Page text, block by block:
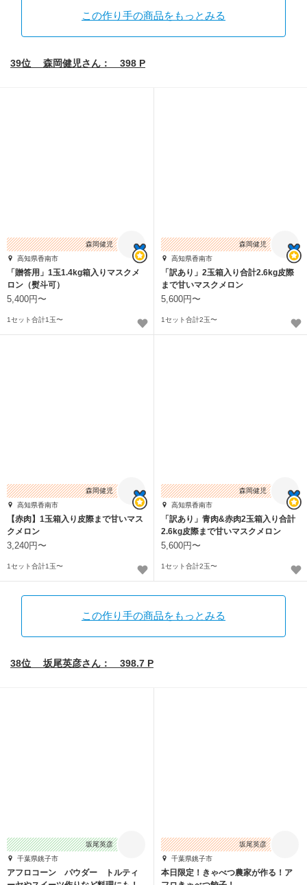
この作り手の商品をもっとみる
39位 森岡健児さん： 398 P
森岡健児
高知県香南市
「贈答用」1玉1.4kg箱入りマスクメ
ロン（熨斗可）
5,400円〜
1セット合計1玉〜
森岡健児
高知県香南市
「訳あり」2玉箱入り合計2.6kg皮際
まで甘いマスクメロン
5,600円〜
1セット合計2玉〜
森岡健児
高知県香南市
【赤肉】1玉箱入り皮際まで甘いマス
クメロン
3,240円〜
1セット合計1玉〜
森岡健児
高知県香南市
「訳あり」青肉&赤肉2玉箱入り合計
2.6kg皮際まで甘いマスクメロン
5,600円〜
1セット合計2玉〜
この作り手の商品をもっとみる
38位 坂尾英彦さん： 398.7 P
坂尾英彦
千葉県銚子市
アフロコーン パウダー トルティ
坂尾英彦
千葉県銚子市
本日限定！きゃべつ農家が作る！ア